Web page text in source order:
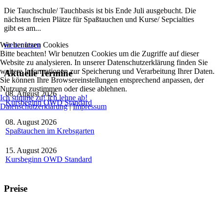
Die Tauchschule/ Tauchbasis ist bis Ende Juli ausgebucht. Die
nächsten freien Plätze für Spaßtauchen und Kurse/ Sepcialties
gibt es am...
weiter lesen
Aktuelle Termine
08. August 2026
Kursbeginn OWD Standard
08. August 2026
Spaßtauchen im Krebsgarten
15. August 2026
Kursbeginn OWD Standard
Preise
Wir benutzen Cookies
Bitte beachten! Wir benutzen Cookies um die Zugriffe auf dieser
Website zu analysieren. In unserer Datenschutzerklärung finden Sie
weitere Informationen zur Speicherung und Verarbeitung Ihrer Daten.
Sie können Ihre Browsereinstellungen entsprechend anpassen, der
Nutzung zustimmen oder diese ablehnen.
Ich stimme zu! Ich lehne ab!
Datenschutzerklärung|Impressum